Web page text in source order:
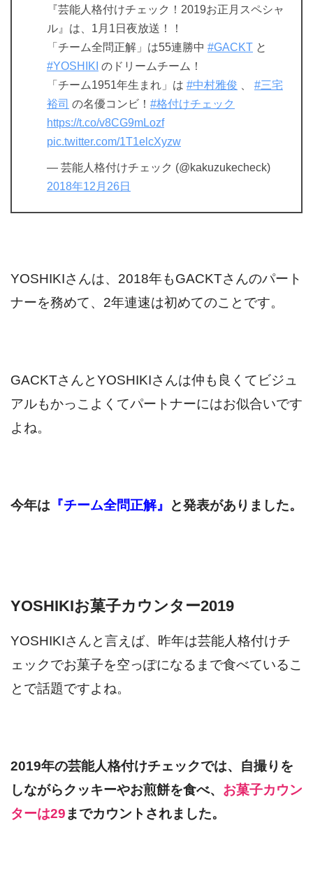
『芸能人格付けチェック！2019お正月スペシャ
ル』は、1月1日夜放送！！
「チーム全問正解」は55連勝中 #GACKT と
#YOSHIKI のドリームチーム！
「チーム1951年生まれ」は #中村雅俊
#三宅
裕司 の名優コンビ！ #格付けチェック
https://t.co/v8CG9mLozf
pic.twitter.com/1T1elcXyzw
— 芸能人格付けチェック (@kakuzukecheck)
2018年12月26日
YOSHIKIさんは、2018年もGACKTさんのパート
ナーを務めて、2年連速は初めてのことです。
GACKTさんとYOSHIKIさんは仲も良くてビジュ
アルもかっこよくてパートナーにはお似合いです
よね。
今年は 『チーム全問正解』 と発表がありました。
YOSHIKIお菓子カウンター2019
YOSHIKIさんと言えば、昨年は芸能人格付けチ
ェックでお菓子を空っぽになるまで食べているこ
とで話題ですよね。
2019年の芸能人格付けチェックでは、自撮りを
しながらクッキーやお煎餅を食べ、 お菓子カウン
ターは29 までカウントされました。